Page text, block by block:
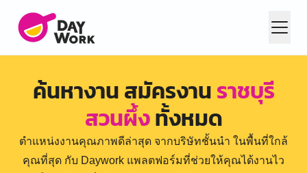
ค้นหางาน สมัครงานราชบุรี
สวนผึ้งทั้งหมด
ตำแหน่งงานคุณภาพดีล่าสุด จากบริษัทชั้นนำ ในพื้นที่ใกล้
คุณที่สุด กับ Daywork แพลตฟอร์มที่ช่วยให้คุณได้งานไว